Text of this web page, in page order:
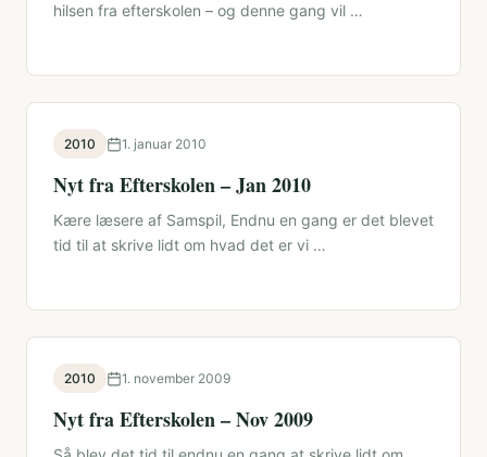
hilsen fra efterskolen – og denne gang vil …
2010 1. januar 2010
Nyt fra Efterskolen – Jan 2010
Kære læsere af Samspil, Endnu en gang er det blevet
tid til at skrive lidt om hvad det er vi …
2010 1. november 2009
Nyt fra Efterskolen – Nov 2009